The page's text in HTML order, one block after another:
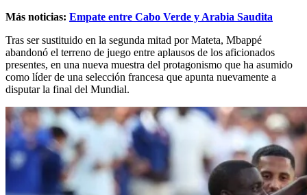
Más noticias: Empate entre Cabo Verde y Arabia Saudita
Tras ser sustituido en la segunda mitad por Mateta, Mbappé
abandonó el terreno de juego entre aplausos de los aficionados
presentes, en una nueva muestra del protagonismo que ha asumido
como líder de una selección francesa que apunta nuevamente a
disputar la final del Mundial.